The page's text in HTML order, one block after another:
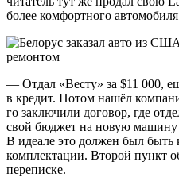
более комфортного
— Отдал «Весту» за $11 000,
в кредит. Потом нашёл
го заключили договор, где
свой бюджет на новую
В идеале это должен был быть
комплектации. Второй пункт
переписке.